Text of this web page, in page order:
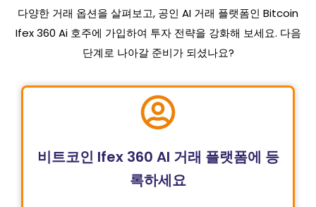
다양한 거래 옵션을 살펴보고, 공인 AI 거래 플랫폼인 Bitcoin
Ifex 360 Ai 호주에 가입하여 투자 전략을 강화해 보세요. 다음
단계로 나아갈 준비가 되셨나요?
비트코인 Ifex 360 AI 거래 플랫폼에 등
록하세요